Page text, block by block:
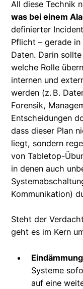
All diese Technik
was bei einem
definierter
Pflicht – gerade
Daten. Darin
welche Rolle
internen und
werden (z. B.
Forensik,
Entscheidungen
dass dieser Plan
liegt, sondern
von Tabletop-
in denen auch
Kommunikation)
Steht der
geht es im Kern
Systeme
auf eine